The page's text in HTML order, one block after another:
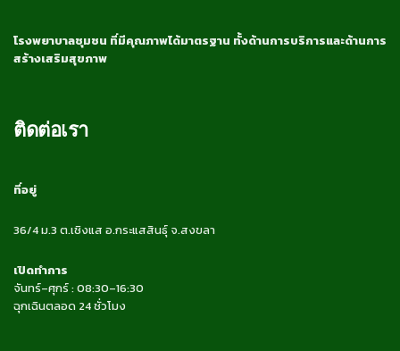
โรงพยาบาลชุมชน ที่มีคุณภาพได้มาตรฐาน ทั้งด้านการบริการและด้านการ
สร้างเสริมสุขภาพ
ติดต่อเรา
ที่อยู่
36/4 ม.3 ต.เชิงแส อ.กระแสสินธุ์ จ.สงขลา
เปิดทำการ
จันทร์–ศุกร์ : 08:30–16:30
ฉุกเฉินตลอด 24 ชั่วโมง